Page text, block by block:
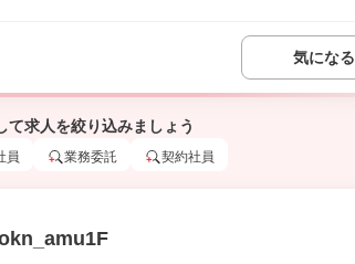
気になる
て求人を絞り込みましょう
員 業務委託 契約社員